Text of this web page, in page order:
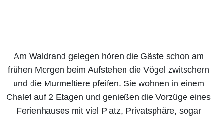
Am Waldrand gelegen hören die Gäste schon am
frühen Morgen beim Aufstehen die Vögel zwitschern
und die Murmeltiere pfeifen. Sie wohnen in einem
Chalet auf 2 Etagen und genießen die Vorzüge eines
Ferienhauses mit viel Platz, Privatsphäre, sogar